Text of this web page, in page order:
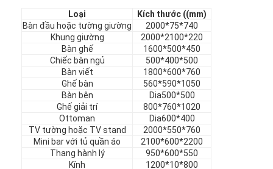
Tin tức
Các trường hợp
Câu hỏi thường gặp
nói chuyện ngay.
Loại
Kích thước ((mm)
Bàn đầu hoặc tường giường
2000*75*740
Khung giường
2000*2100*220
Bàn ghế
1600*500*450
Chiếc bàn ngủ
500*400*500
Bàn viết
1800*600*760
Ghế bàn
560*590*1050
Bàn bên
Dia500*500
Ghế giải trí
800*760*1020
Ottoman
Dia600*400
TV tường hoặc TV stand
2000*550*760
Mini bar với tủ quần áo
2100*600*2200
Thang hành lý
950*600*550
Kính
1200*10*800